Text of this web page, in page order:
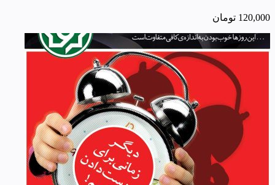
120,000 تومان